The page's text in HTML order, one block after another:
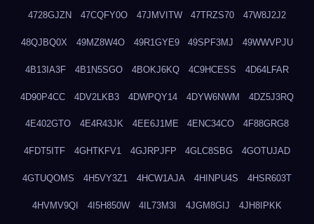
4728GJZN 47CQFY0O 47JMVITW 47TRZS70 47W8J2J2
48QJBQ0X 49MZ8W4O 49R1GYE9 49SPF3MJ 49WWVPJU
4B13IA3F 4B1N5SGO 4BOKJ6KQ 4C9HCESS 4D64LFAR
4D90P4CC 4DV2LKB3 4DWPQY14 4DYW6NWM 4DZ5J3RQ
4E402GTO 4E4R43JK 4EE6J1ME 4ENC34CO 4F88GRG8
4FDT5ITF 4GHTKFV1 4GJRPJFP 4GLC8SBG 4GOTUJAD
4GTUQOMS 4H5VY3Z1 4HCW1AJA 4HINPU4S 4HSR603T
4HVMV9QI 4I5H850W 4IL73M3I 4JGM8GIJ 4JH8IPKK